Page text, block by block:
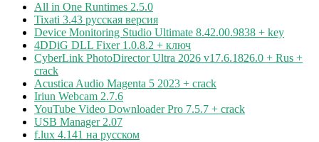
All in One Runtimes 2.5.0
Tixati 3.43 русская версия
Device Monitoring Studio Ultimate 8.42.00.9838 + key
4DDiG DLL Fixer 1.0.8.2 + ключ
CyberLink PhotoDirector Ultra 2026 v17.6.1826.0 + Rus +
crack
Acustica Audio Magenta 5 2023 + crack
Iriun Webcam 2.7.6
YouTube Video Downloader Pro 7.5.7 + crack
USB Manager 2.07
f.lux 4.141 на русском